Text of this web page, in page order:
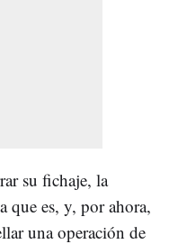
su fichaje, la
que es, y, por ahora,
una operación de